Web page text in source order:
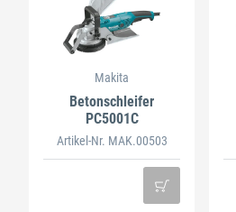
Makita
Betonschleifer
PC5001C
Artikel-Nr. MAK.00503